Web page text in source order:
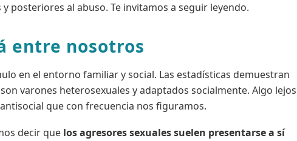
posteriores al abuso. Te invitamos a seguir leyendo.
entre nosotros
en el entorno familiar y social. Las estadísticas demuestran
varones heterosexuales y adaptados socialmente. Algo lejos
que con frecuencia nos figuramos.
decir que los agresores sexuales suelen presentarse a sí